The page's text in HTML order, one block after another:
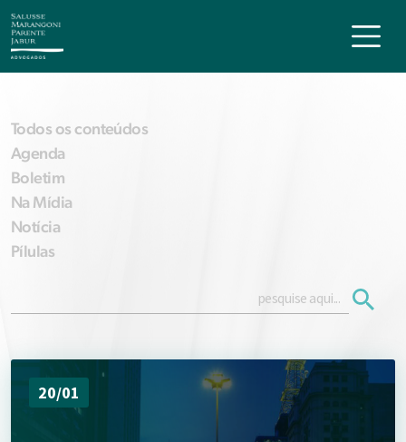
Todos os conteúdos
Agenda
Boletim
Na Mídia
Notícia
Pílulas
20/01